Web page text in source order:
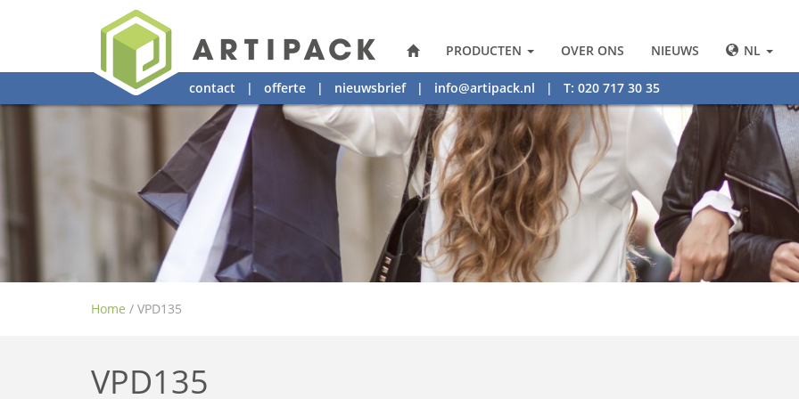
PRODUCTEN OVER ONS NIEUWS NL
contact | offerte | nieuwsbrief| info@artipack.nl | T: 020 717 30 35
Home / VPD135
VPD135